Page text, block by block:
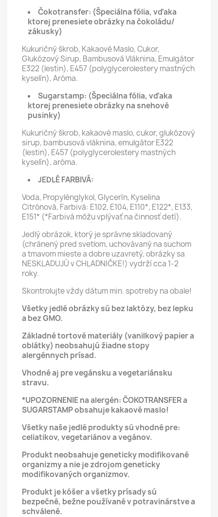
Čokotransfer: (Špeciálna fólia, vďaka
ktorej prenesiete obrázky na čokoládu/
zákusky)
Kukuričný škrob, Kakaové Maslo, Cukor,
Glukózový Sirup, Bambusová Vláknina, Emulgátor
E322 (lestin), E457 (polyglycerolestery mastných
kyselín), Aróma.
Sugarstamp: (Špeciálna fólia, vďaka
ktorej prenesiete obrázky na snehové
pusinky)
Kukuričný škrob, kakaové maslo, cukor, glukózový
sirup, bambusová vláknina, emulgátor E322
(lestin), E457 (polyglycerolestery mastných
kyselín), aróma.
JEDLÉ FARBIVÁ:
Voda, Propylénglykol, Glycerín, Kyselina
Citrónová, Farbivá: E102, E104, E110*, E122*, E133,
E151* (*Farbivá môžu vplývať na činnosť detí).
Jedlý obrázok, ktorý je správne skladovaný
(chránený pred svetlom, uchovávaný na suchom
a tmavom mieste a dobre uzavretý, obrázky sa
NESKLADUJÚ v CHLADNIČKE!) vydrží cca 1-2
roky.
Skontrolujte vždy dátum min. spotreby na obale!
Všetky jedlé obrázky sú bez laktózy, bez lepku
a bez GMO.
Základné tortové materiály (vanilkový papier a
oblátky) neobsahujú žiadne stopy
alergénnych prísad.
Vhodné aj pre vegánsku a vegetariánsku
stravu.
*UPOZORNENIE na alergén: ČOKOTRANSFER a
SUGARSTAMP obsahuje kakaové maslo!
Všetky naše jedlé produkty sú vhodné pre:
celiatikov, vegetariánov a vegánov.
Produkt neobsahuje geneticky modifikované
organizmy a nie je zdrojom geneticky
modifikovaných organizmov.
Produkt je kóšer a všetky prísady sú
bezpečné, bežne používané v potravinárstve a
schválené.